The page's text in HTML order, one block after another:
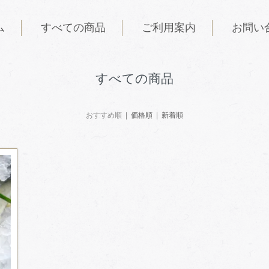
すべての商品 ご利用案内 お問い
すべての商品
おすすめ順 | 価格順 | 新着順